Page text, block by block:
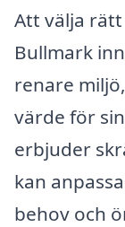
Att välja
Bullmark
renare
värde för
erbjuder
kan
behov och